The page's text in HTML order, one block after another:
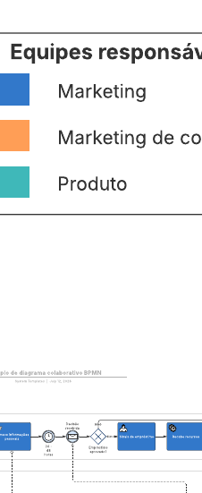
pode ajudá-lo a:
durante o andamento de um
todas as partes
cada tarefa.
detalhado de um
de acordo com seu caso de